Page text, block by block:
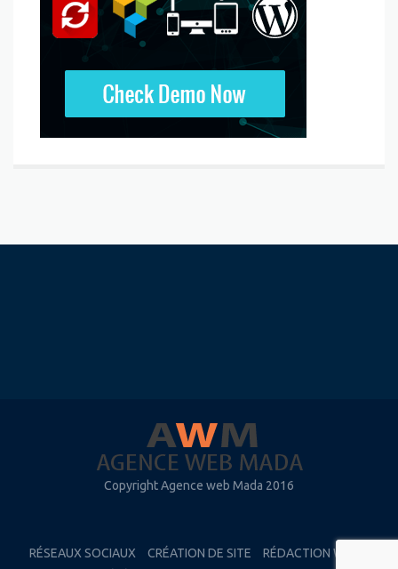
Copyright Agence web Mada 2016
RÉSEAUX SOCIAUX CRÉATION DE SITE RÉDACTION WEB